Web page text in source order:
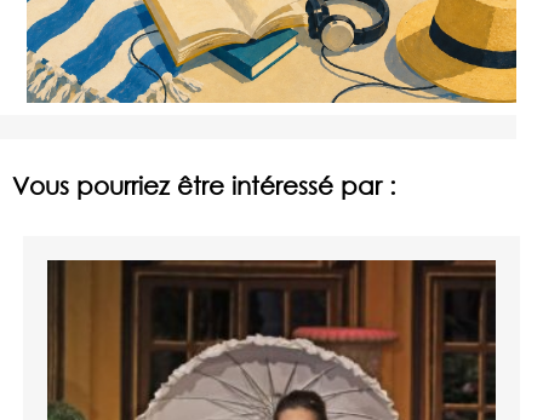
Vous pourriez être intéressé par :